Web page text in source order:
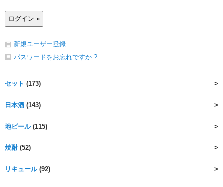
新規ユーザー登録
パスワードをお忘れですか ?
セット (173)
日本酒 (143)
地ビール(115)
焼酎(52)
リキュール(92)